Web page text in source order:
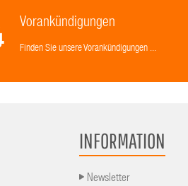
Vorankündigungen
Finden Sie unsere Vorankündigungen ...
INFORMATION
Newsletter